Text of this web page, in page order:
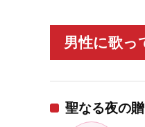
男性に歌っ
聖なる夜の